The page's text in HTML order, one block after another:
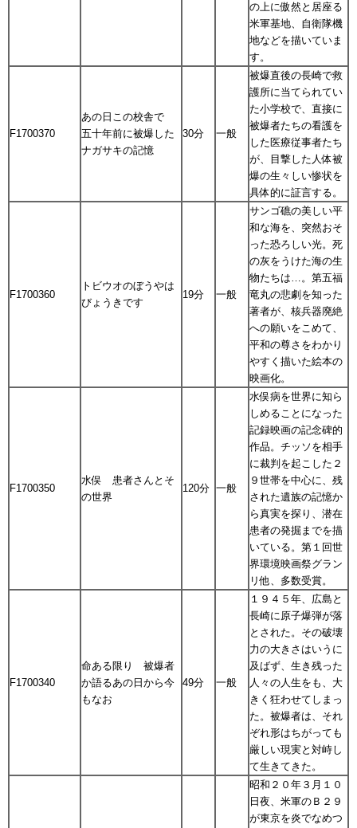
の上に傲然と居座る
米軍基地、自衛隊機
地などを描いていま
す。
F1700370
あの日この校舎で
五十年前に被爆した
ナガサキの記憶
30分 一般
被爆直後の長崎で救
護所に当てられてい
た小学校で、直接に
被爆者たちの看護を
した医療従事者たち
が、目撃した人体被
爆の生々しい惨状を
具体的に証言する。
F1700360
トビウオのぼうやは
びょうきです
19分 一般
サンゴ礁の美しい平
和な海を、突然おそ
った恐ろしい光。死
の灰をうけた海の生
物たちは…。第五福
竜丸の悲劇を知った
著者が、核兵器廃絶
への願いをこめて、
平和の尊さをわかり
やすく描いた絵本の
映画化。
F1700350
水俣 患者さんとそ
の世界
120分 一般
水俣病を世界に知ら
しめることになった
記録映画の記念碑的
作品。チッソを相手
に裁判を起こした２
９世帯を中心に、残
された遺族の記憶か
ら真実を探り、潜在
患者の発掘までを描
いている。第１回世
界環境映画祭グラン
リ他、多数受賞。
F1700340
命ある限り 被爆者
か語るあの日から今
もなお
49分 一般
１９４５年、広島と
長崎に原子爆弾が落
とされた。その破壊
力の大きさはいうに
及ばず、生き残った
人々の人生をも、大
きく狂わせてしまっ
た。被爆者は、それ
ぞれ形はちがっても
厳しい現実と対峙し
て生きてきた。
昭和２０年３月１０
日夜、米軍のＢ２９
が東京を炎でなめつ